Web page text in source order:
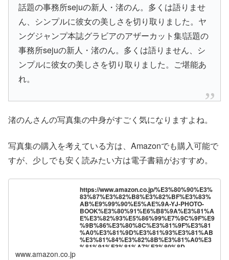
話題の事務所sejuの新人・渚のん。多くは語りませ
ん、シンプルに彼女の美しさを切り取りました。ヤ
ングジャンプ本誌グラビアのアザーカット集!話題の
事務所sejuの新人・渚のん。多くは語りません、シ
ンプルに彼女の美しさを切り取りました。ご堪能あ
れ。
渚のんさんの写真集の中身がすごく気になりますよね。
写真集の購入を考えている方は、Amazonでも購入可能で
すが、少しでも安く読みたい方は電子書籍がおすすめ。
https://www.amazon.co.jp/%E3%80%90%E3%
83%87%E3%82%B8%E3%82%BF%E3%83%
AB%E9%99%90%E5%AE%9A-YJ-PHOTO-
BOOK%E3%80%91%E6%B8%9A%E3%81%A
E%E3%82%93%E5%86%99%E7%9C%9F%E9
%9B%86%E3%80%8C%E3%81%9F%E3%81
%A0%E3%81%9D%E3%81%93%E3%81%AB
%E3%81%84%E3%82%8B%E3%81%A0%E3
%81%91%E3%81%A7%E3%80%8D-
www.amazon.co.jp